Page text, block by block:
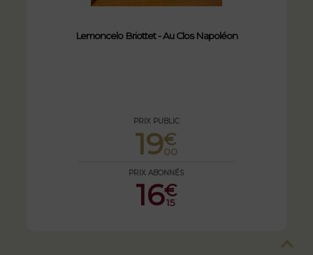
Lemoncelo Briottet - Au Clos Napoléon
PRIX PUBLIC
19€
00
PRIX ABONNÉS
16€
15